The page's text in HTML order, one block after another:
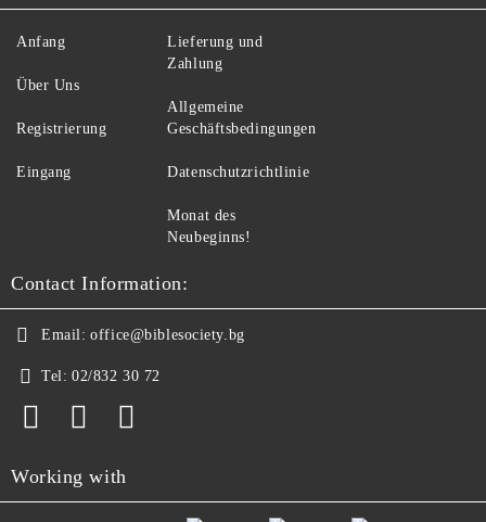
Anfang
Über Uns
Registrierung
Eingang
Lieferung und
Zahlung
Allgemeine
Geschäftsbedingungen
Datenschutzrichtlinie
Monat des
Neubeginns!
Contact Information:
Email: office@biblesociety.bg
Tel: 02/832 30 72
Working with